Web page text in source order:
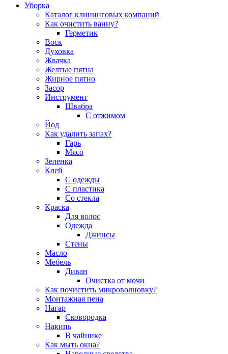
Уборка
Каталог клининговых компаний
Как очистить ванну?
Герметик
Воск
Духовка
Жвачка
Желтые пятна
Жирное пятно
Засор
Инструмент
Швабра
С отжимом
Йод
Как удалить запах?
Гарь
Мясо
Зеленка
Клей
С одежды
С пластика
Со стекла
Краска
Для волос
Одежда
Джинсы
Стены
Масло
Мебель
Диван
Очистка от мочи
Как почистить микроволновку?
Монтажная пена
Нагар
Сковородка
Накипь
В чайнике
Как мыть окна?